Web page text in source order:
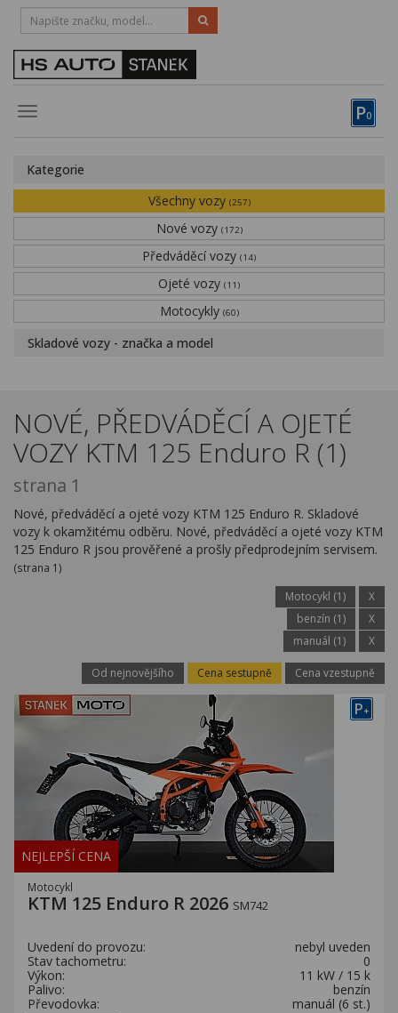
P0
Toggle
HOTLINE:
STRAKONICE-383 335 366
Obytné vozy
Financování
Novinky
Kontakty
Kategorie
Všechny vozy (257)
Nové vozy (172)
Předváděcí vozy (14)
Ojeté vozy (11)
Motocykly (60)
Skladové vozy - značka a model
NOVÉ, PŘEDVÁDĚCÍ A OJETÉ
VOZY KTM 125 Enduro R (1)
strana 1
Nové, předváděcí a ojeté vozy KTM 125 Enduro R. Skladové
vozy k okamžitému odběru. Nové, předváděcí a ojeté vozy KTM
125 Enduro R jsou prověřené a prošly předprodejním servisem.
(strana 1)
Motocykl (1)
X
benzín (1)
X
manuál (1)
X
Od nejnovějšího Cena sestupně Cena vzestupně
P+
NEJLEPŠÍ CENA
Motocykl
KTM 125 Enduro R 2026 SM742
Uvedení do provozu:
nebyl uveden
Stav tachometru:
0
Výkon:
11 kW / 15 k
Palivo:
benzín
Převodovka:
manuál (6 st.)